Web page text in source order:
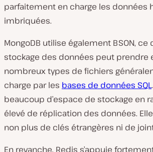
parfaitement en charge les données
imbriquées.
MongoDB utilise également BSON,
stockage des données peut prendre
nombreux types de fichiers
charge par les bases de données SQL
beaucoup d’espace de stockage en
élevé de réplication des données.
non plus de clés étrangères ni de
En revanche, Redis s’appuie